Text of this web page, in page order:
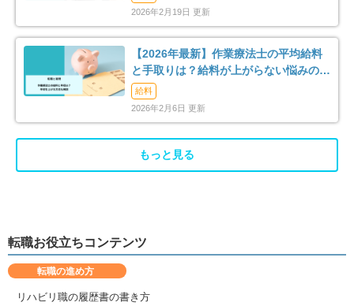
2026年2月19日 更新
【2026年最新】作業療法士の平均給料
と手取りは？給料が上がらない悩みの解
消法まで解説
給料
2026年2月6日 更新
もっと見る
転職お役立ちコンテンツ
転職の進め方
リハビリ職の履歴書の書き方